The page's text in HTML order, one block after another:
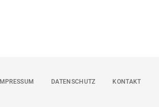
IMPRESSUM DATENSCHUTZ KONTAKT